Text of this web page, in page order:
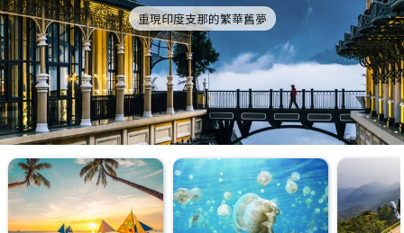
重現印度支那的繁華舊夢